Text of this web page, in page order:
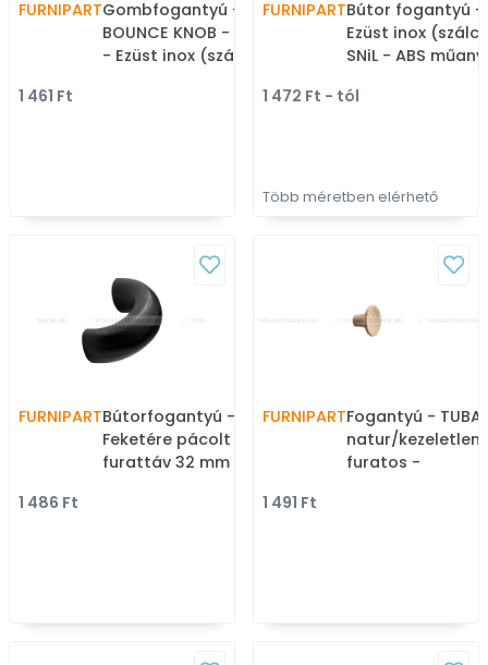
FURNIPARTGombfogantyú -
BOUNCE KNOB - 1 furatos
- Ezüst inox (szálcsiszolt)
1 461 Ft
FURNIPARTBútor fogantyú -
Ezüst inox
SNiL - ABS
fém fogantyú
1 472 Ft - tól
Több méretben elérhető
FURNIPARTBútorfogantyú - BULLA 32
Feketére pácolt kőrisfa -
furattáv 32 mm -
Gumi - Fa bútorfogantyú
1 486 Ft
FURNIPARTFogantyú - TUBA
natur/kezeletlen
furatos -
1 491 Ft